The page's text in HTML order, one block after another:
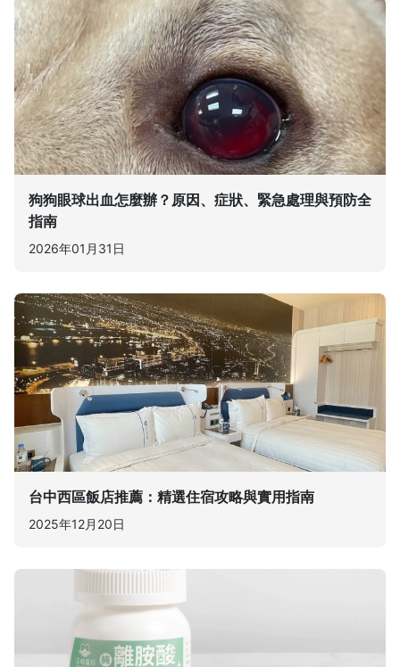
狗狗眼球出血怎麼辦？原因、症狀、緊急處理與預防全
指南
2026年01月31日
台中西區飯店推薦：精選住宿攻略與實用指南
2025年12月20日